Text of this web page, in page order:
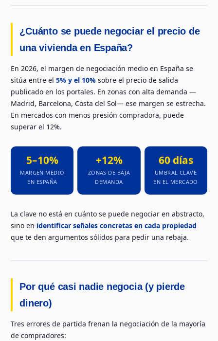
¿Cuánto se puede negociar el precio de
una vivienda en España?
En 2026, el margen de negociación medio en España se
sitúa entre el5% y el 10% sobre el precio de salida
publicado en los portales. En zonas con alta demanda —
Madrid, Barcelona, Costa del Sol— ese margen se estrecha.
En mercados con menos presión compradora, puede
superar el 12%.
5–10%
MARGEN MEDIO
EN ESPAÑA
+12%
ZONAS DE BAJA
DEMANDA
60 días
UMBRAL CLAVE
EN EL MERCADO
La clave no está en cuánto se puede negociar en abstracto,
sino en identificar señales concretas en cada propiedad
que te den argumentos sólidos para pedir una rebaja.
Por qué casi nadie negocia (y pierde
dinero)
Tres errores de partida frenan la negociación de la mayoría
de compradores: